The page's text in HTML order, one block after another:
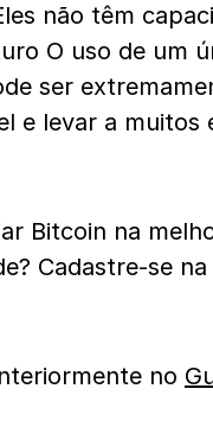
não têm
O uso de um
ser
e levar a muitos
Bitcoin na
Cadastre-se na
no